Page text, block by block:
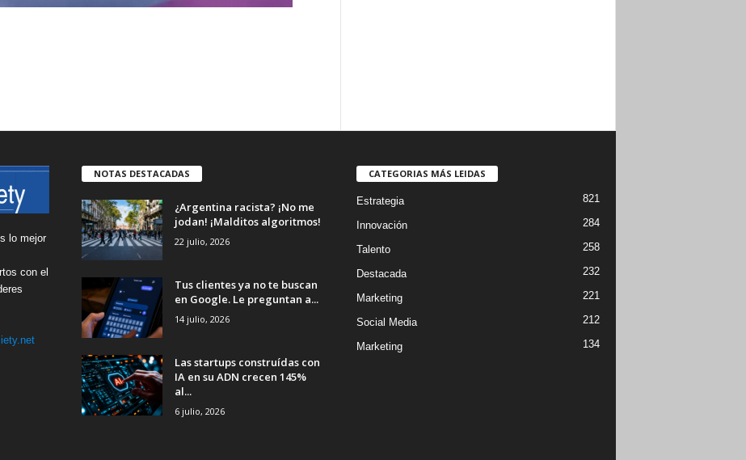
lo mejor
con el
NOTAS DESTACADAS
¿Argentina racista? ¡No me
jodan! ¡Malditos algoritmos!
22 julio, 2026
Tus clientes ya no te buscan
en Google. Le preguntan a...
14 julio, 2026
Las startups construídas con
IA en su ADN crecen 145%
al...
6 julio, 2026
CATEGORIAS MÁS LEIDAS
Estrategia 821
Innovación 284
Talento 258
Destacada 232
Marketing 221
Social Media 212
Marketing 134